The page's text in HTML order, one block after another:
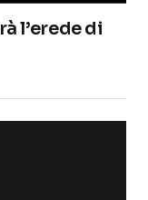
l’erede di